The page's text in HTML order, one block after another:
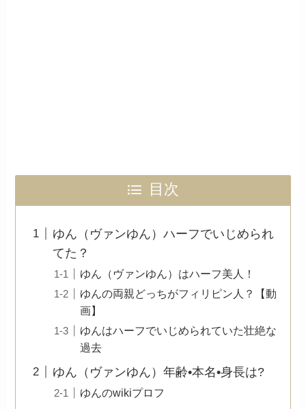
目次
ゆん（ヴァンゆん）ハーフでいじめられ
てた？
ゆん（ヴァンゆん）はハーフ美人！
ゆんの両親どっちがフィリピン人？【動
画】
ゆんはハーフでいじめられていた壮絶な
過去
ゆん（ヴァンゆん）年齢•本名•身長は?
ゆんのwikiプロフ